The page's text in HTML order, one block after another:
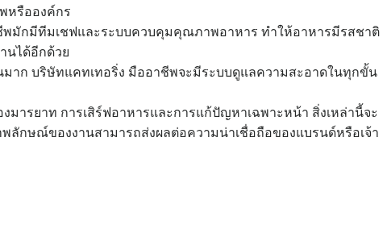
หรือองค์กร
มักมีทีมเชฟและระบบควบคุมคุณภาพอาหาร ทำให้อาหารมีรสชาติ
นได้อีกด้วย
าก บริษัทแคทเทอริ่ง มืออาชีพจะมีระบบดูแลความสะอาดในทุกขั้น
ารยาท การเสิร์ฟอาหารและการแก้ปัญหาเฉพาะหน้า สิ่งเหล่านี้จะ
ลักษณ์ของงานสามารถส่งผลต่อความน่าเชื่อถือของแบรนด์หรือเจ้า